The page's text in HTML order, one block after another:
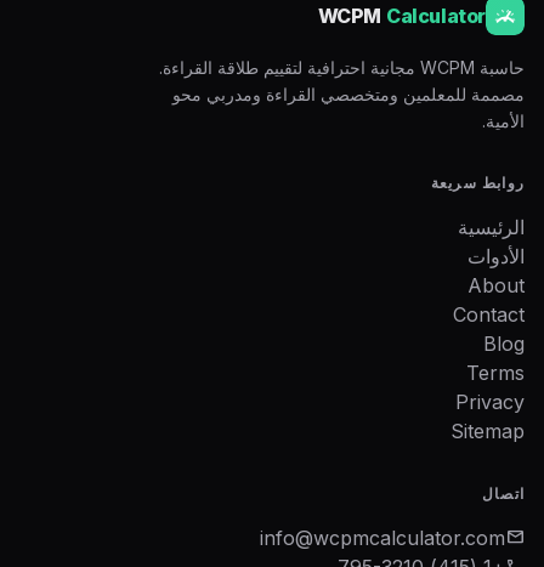
WCPM Calculator
حاسبة WCPM مجانية احترافية لتقييم طلاقة القراءة.
مصممة للمعلمين ومتخصصي القراءة ومدربي محو
الأمية.
روابط سريعة
الرئيسية
الأدوات
About
Contact
Blog
Terms
Privacy
Sitemap
اتصال
mail
info@wcpmcalculator.com